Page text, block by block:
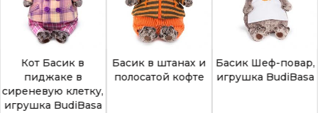
Кот Басик в
пиджаке в
сиреневую клетку,
игрушка BudiBasa
Басик в штанах и
полосатой кофте
Басик Шеф-повар,
игрушка BudiBasa